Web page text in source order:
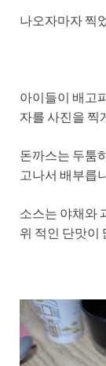
나오자마자 찍
아이들이 배고
자를 사진을 찍
돈까스는 두툼
고나서 배부릅
소스는 야채와
위 적인 단맛이